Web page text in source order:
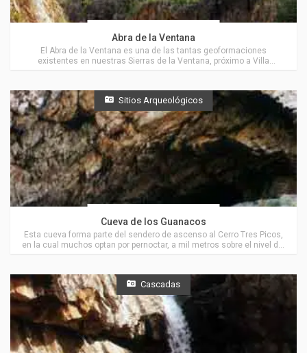
Abra de la Ventana
El Abra de la Ventana es una de las tantas geoformaciones
existentes en nuestras Sierras de la Ventana, próximo a Villa
Sitios Arqueológicos
Cueva de los Guanacos
Esta cueva forma parte del sendero de ascenso al Cerro Tres Picos,
en la cual muchos optan por pernoctar, a mil metros sobre el nivel del
Cascadas